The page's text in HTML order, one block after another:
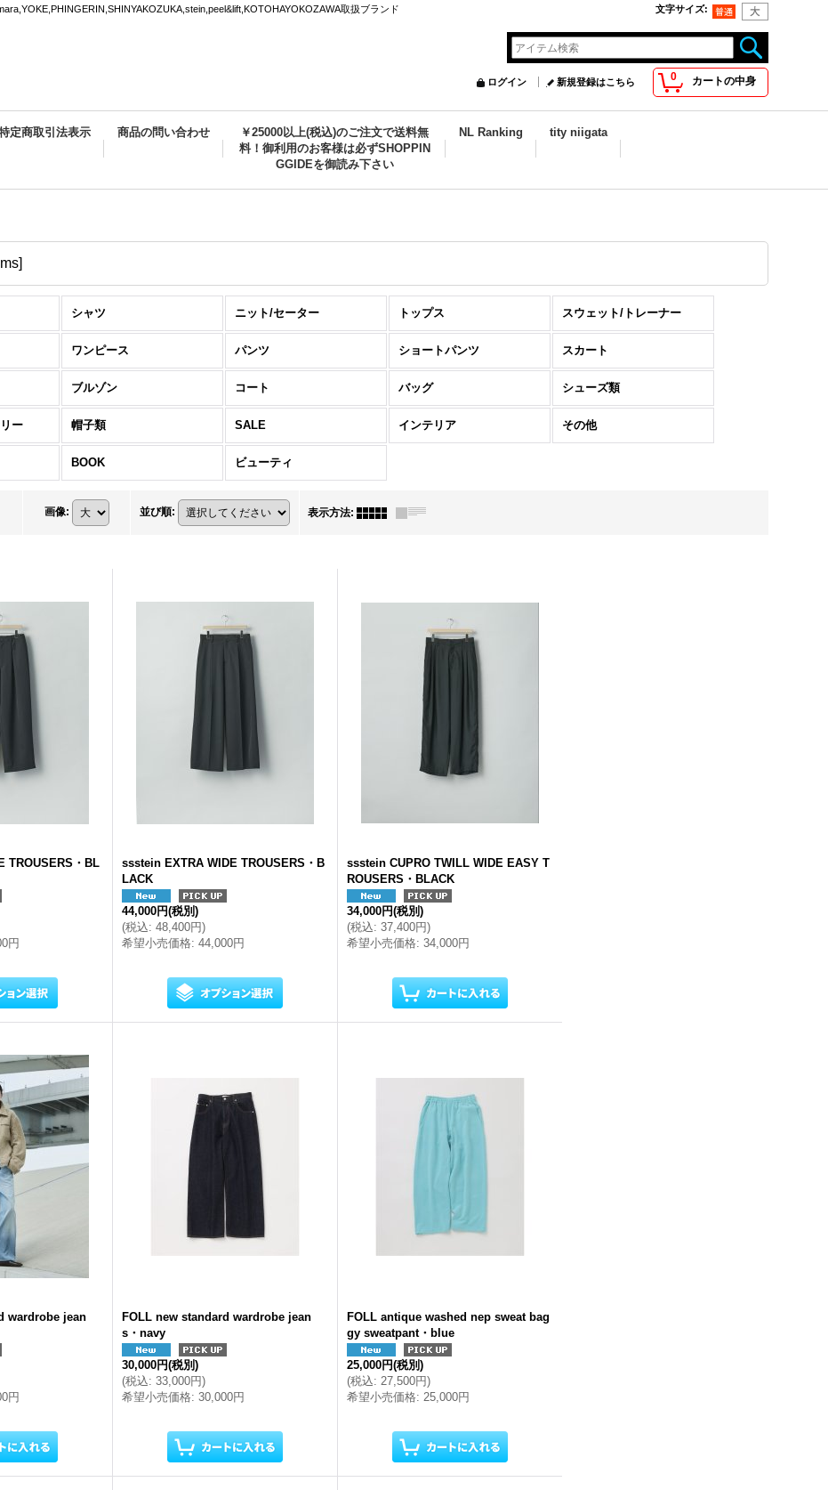
取扱ブランド
文字サイズ:
0 カートの中身
ログイン 新規登録はこちら
定商取引法表示 商品の問い合わせ
￥25000以上(税込)のご注文で送料無
料！御利用のお客様は必ずSHOPPIN
GGIDEを御読み下さい
NL Ranking tity niigata
]
シャツ ニット/セーター トップス スウェット/トレーナー
ワンピース パンツ ショートパンツ スカート
ブルゾン コート バッグ シューズ類
ー 帽子類 SALE インテリア その他
BOOK ビューティ
画像: 並び順: 表示方法:
TROUSERS・BL
円
ssstein EXTRA WIDE TROUSERS・B
LACK
44,000円(税別)
(税込: 48,400円)
希望小売価格: 44,000円
ssstein CUPRO TWILL WIDE EASY T
ROUSERS・BLACK
34,000円(税別)
(税込: 37,400円)
希望小売価格: 34,000円
wardrobe jean
円
FOLL new standard wardrobe jean
s・navy
30,000円(税別)
(税込: 33,000円)
希望小売価格: 30,000円
FOLL antique washed nep sweat bag
gy sweatpant・blue
25,000円(税別)
(税込: 27,500円)
希望小売価格: 25,000円